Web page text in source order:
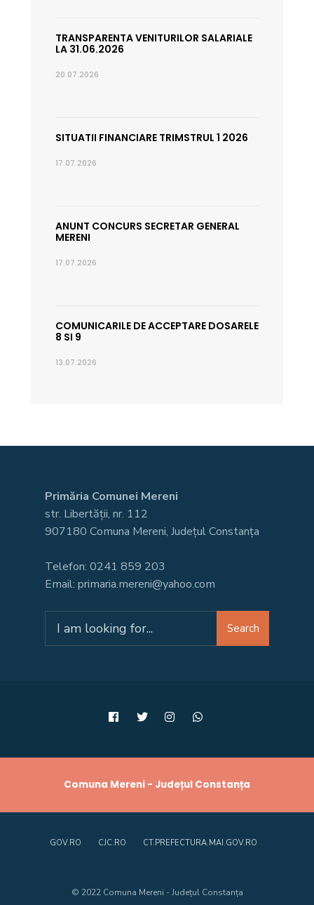
TRANSPARENTA VENITURILOR SALARIALE
LA 31.06.2026
20.07.2026
SITUATII FINANCIARE TRIMSTRUL 1 2026
17.07.2026
ANUNT CONCURS SECRETAR GENERAL
MERENI
17.07.2026
COMUNICARILE DE ACCEPTARE DOSARELE
8 SI 9
13.07.2026
Primăria Comunei Mereni
str. Libertății, nr. 112
907180 Comuna Mereni, Județul Constanța
Telefon: 0241 859 203
Email: primaria.mereni@yahoo.com
for:
Search
Comuna Mereni - Județul Constanța
GOV.RO CJC.RO CT.PREFECTURA.MAI.GOV.RO
© 2022 Comuna Mereni - Județul Constanța